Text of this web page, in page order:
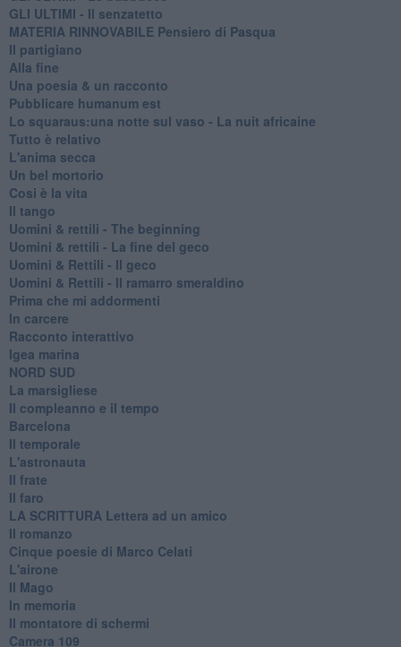
GLI ULTIMI - Il senzatetto
MATERIA RINNOVABILE Pensiero di Pasqua
Il partigiano
Alla fine
Una poesia & un racconto
Pubblicare humanum est
Lo squaraus:una notte sul vaso - La nuit africaine
Tutto è relativo
L'anima secca
Un bel mortorio
Cosi è la vita
Il tango
​Uomini & rettili - The beginning
​Uomini & rettili - La fine del geco
Uomini & Rettili - Il geco
Uomini & Rettili - Il ramarro smeraldino
Prima che mi addormenti
In carcere
Racconto interattivo
Igea marina
​NORD SUD
La marsigliese
Il compleanno e il tempo
Barcelona
Il temporale
L'astronauta
Il frate
Il faro
​LA SCRITTURA Lettera ad un amico
Il romanzo
Cinque poesie di Marco Celati
L'airone
Il Mago
In memoria
Il montatore di schermi
Camera 109